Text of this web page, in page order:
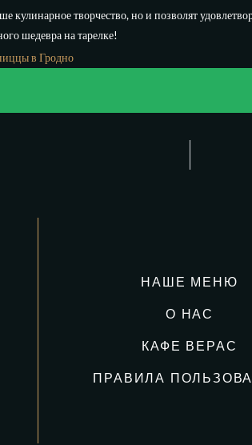
кулинарное творчество, но и позволят
шедевра на тарелке!
в Гродно
НАШЕ МЕНЮ
О НАС
КАФЕ ВЕРАС
ПРАВИЛА